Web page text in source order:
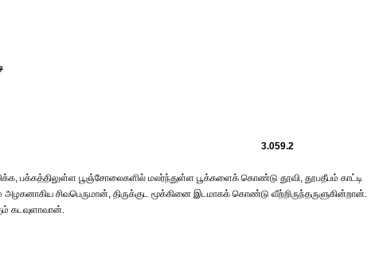
3.059.2
பக்கத்திலுள்ள பூஞ்சோலைகளில் மலர்ந்துள்ள பூக்களைக் கொண்டு தூவி, தூபதீபம் காட்டி
சிவபெருமான், திருக்குட மூக்கினை இடமாகக் கொண்டு வீற்றிருந்தருளுகின்றான்.
கடவுளாவான்.